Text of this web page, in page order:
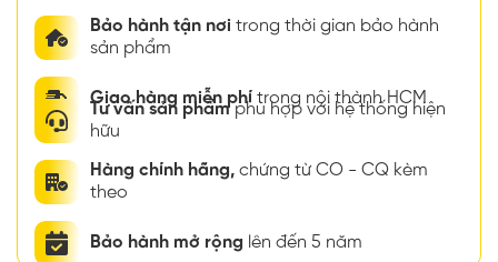
Bảo hành tận nơi trong thời gian bảo hành
sản phẩm
Giao hàng miễn phí trong nội thành HCM
Tư vấn sản phẩmphù hợp với hệ thống hiện
hữu
Hàng chính hãng, chứng từ CO - CQ kèm
theo
Bảo hành mở rộng lên đến 5 năm